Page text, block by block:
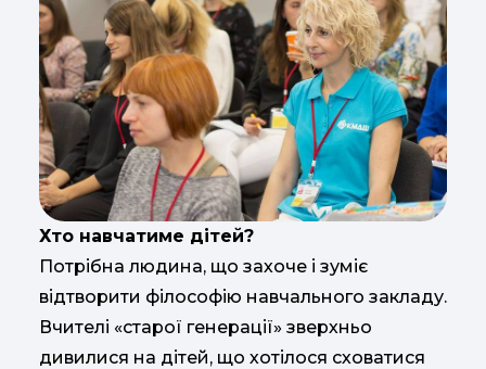
Хто навчатиме дітей?
Потрібна людина, що захоче і зуміє
відтворити філософію навчального закладу.
Вчителі «старої генерації» зверхньо
дивилися на дітей, що хотілося сховатися